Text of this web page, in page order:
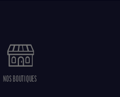
NOS BOUTIQUES